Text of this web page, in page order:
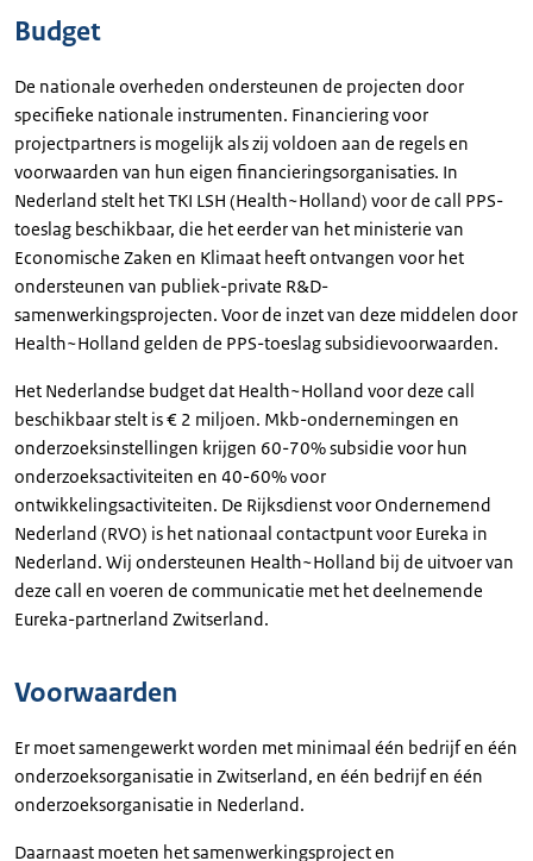
Budget
De nationale overheden ondersteunen de projecten door
specifieke nationale instrumenten. Financiering voor
projectpartners is mogelijk als zij voldoen aan de regels en
voorwaarden van hun eigen financieringsorganisaties. In
Nederland stelt het TKI LSH (Health~Holland) voor de call PPS-
toeslag beschikbaar, die het eerder van het ministerie van
Economische Zaken en Klimaat heeft ontvangen voor het
ondersteunen van publiek-private R&D-
samenwerkingsprojecten. Voor de inzet van deze middelen door
Health~Holland gelden de PPS-toeslag subsidievoorwaarden.
Het Nederlandse budget dat Health~Holland voor deze call
beschikbaar stelt is € 2 miljoen. Mkb-ondernemingen en
onderzoeksinstellingen krijgen 60-70% subsidie voor hun
onderzoeksactiviteiten en 40-60% voor
ontwikkelingsactiviteiten. De Rijksdienst voor Ondernemend
Nederland (RVO) is het nationaal contactpunt voor Eureka in
Nederland. Wij ondersteunen Health~Holland bij de uitvoer van
deze call en voeren de communicatie met het deelnemende
Eureka-partnerland Zwitserland.
Voorwaarden
Er moet samengewerkt worden met minimaal één bedrijf en één
onderzoeksorganisatie in Zwitserland, en één bedrijf en één
onderzoeksorganisatie in Nederland.
Daarnaast moeten het samenwerkingsproject en